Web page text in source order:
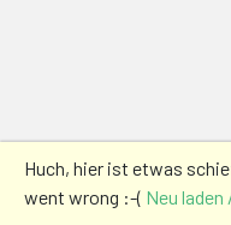
Huch, hier ist etwas
went wrong :-( Neu laden